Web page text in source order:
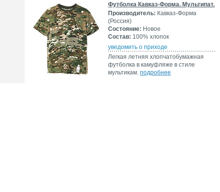
Футболка Кавказ-Форма. Мультипат.
Производитель: Кавказ-Форма
(Россия)
Состояние: Новое
Состав: 100% хлопок
уведомить о приходе
Легкая летняя хлопчатобумажная
футболка в камуфляже в стиле
мультикам. подробнее